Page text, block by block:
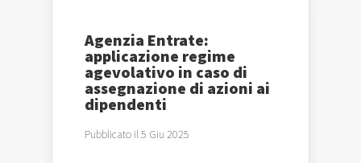
Agenzia Entrate:
applicazione regime
agevolativo in caso di
assegnazione di azioni ai
dipendenti
Pubblicato il 5 Giu 2025